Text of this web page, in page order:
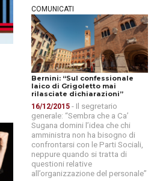
COMUNICATI
Bernini: “Sul confessionale
laico di Grigoletto mai
rilasciate dichiarazioni”
16/12/2015 - Il segretario
generale: “Sembra che a Ca’
Sugana domini l’idea che chi
amministra non ha bisogno di
confrontarsi con le Parti Sociali,
neppure quando si tratta di
questioni relative
all’organizzazione del personale”